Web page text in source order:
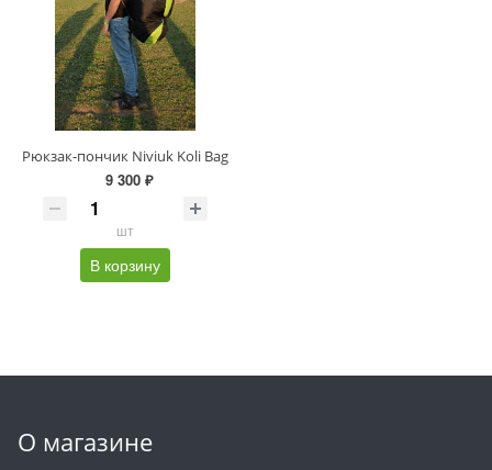
Рюкзак-пончик Niviuk Koli Bag
9 300 ₽
шт
В корзину
О магазине